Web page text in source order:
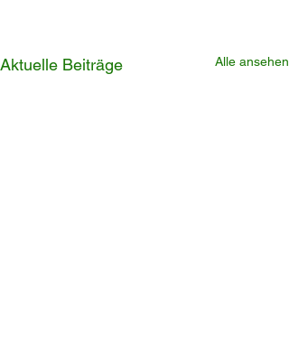
Aktuelle Beiträge Alle ansehen